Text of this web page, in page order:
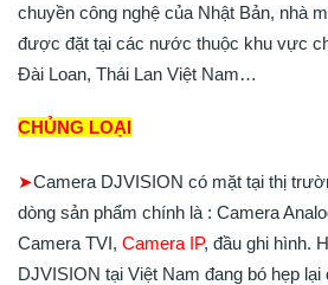
chuyền công nghệ của Nhật Bản, nhà
được đặt tại các nước thuộc khu vực
Đài Loan, Thái Lan Việt Nam…
CHỦNG LOẠI
➤Camera DJVISION có mặt tại thị
dòng sản phẩm chính là : Camera
Camera TVI, Camera IP, đầu ghi hình.
DJVISION tại Việt Nam đang bó hẹp